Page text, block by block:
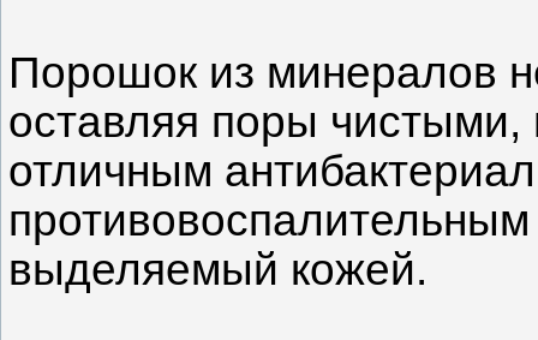
Порошок из минералов
оставляя поры чистыми,
отличным
выделяемый кожей.